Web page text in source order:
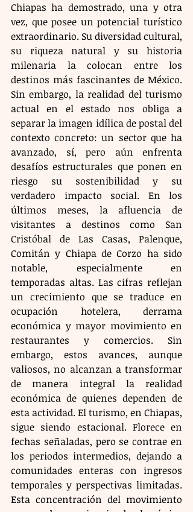
Chiapas ha demostrado, una y otra
vez, que posee un potencial turístico
extraordinario. Su diversidad cultural,
su riqueza natural y su historia
milenaria la colocan entre los
destinos más fascinantes de México.
Sin embargo, la realidad del turismo
actual en el estado nos obliga a
separar la imagen idílica de postal del
contexto concreto: un sector que ha
avanzado, sí, pero aún enfrenta
desafíos estructurales que ponen en
riesgo su sostenibilidad y su
verdadero impacto social. En los
últimos meses, la afluencia de
visitantes a destinos como San
Cristóbal de Las Casas, Palenque,
Comitán y Chiapa de Corzo ha sido
notable, especialmente en
temporadas altas. Las cifras reflejan
un crecimiento que se traduce en
ocupación hotelera, derrama
económica y mayor movimiento en
restaurantes y comercios. Sin
embargo, estos avances, aunque
valiosos, no alcanzan a transformar
de manera integral la realidad
económica de quienes dependen de
esta actividad. El turismo, en Chiapas,
sigue siendo estacional. Florece en
fechas señaladas, pero se contrae en
los periodos intermedios, dejando a
comunidades enteras con ingresos
temporales y perspectivas limitadas.
Esta concentración del movimiento